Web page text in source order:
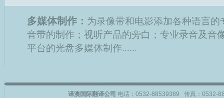
多媒体制作： 为录像带和电影添加各种语言
音带的制作；视听产品的旁白；专业录音及音
平台的光盘多媒体制作......
译澳国际翻译公司 电话：0532-88539389 传真：